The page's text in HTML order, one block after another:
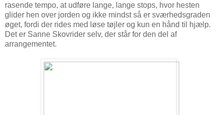
rasende tempo, at udføre lange, lange stops, hvor hesten
glider hen over jorden og ikke mindst så er sværhedsgraden
øget, fordi der rides med løse tøjler og kun en hånd til hjælp.
Det er Sanne Skovrider selv, der står for den del af
arrangementet.